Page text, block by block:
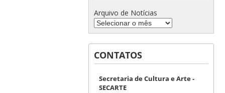
Arquivo de Notícias
CONTATOS
Secretaria de Cultura e Arte -
SECARTE